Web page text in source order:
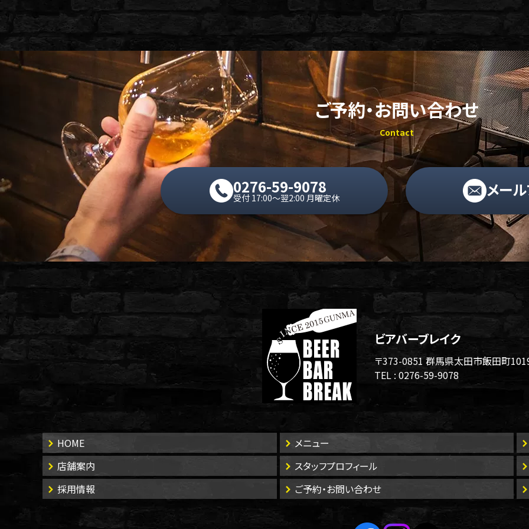
ご予約・お問い合わせ
Contact
0276-59-9078
受付 17:00〜翌2:00 月曜定休 メー
ビアバーブレイク
〒373-0851 群馬県太田市飯田町
TEL : 0276-59-9078
HOME
メニュー
店舗案内
スタッフプロフィール
採用情報
ご予約・お問い合わせ